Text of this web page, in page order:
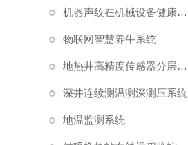
机器声纹在机械设备健康状态监测中的应用
物联网智慧养牛系统
地热井高精度传感器分层测温方案
深井连续测温测深测压系统
地温监测系统